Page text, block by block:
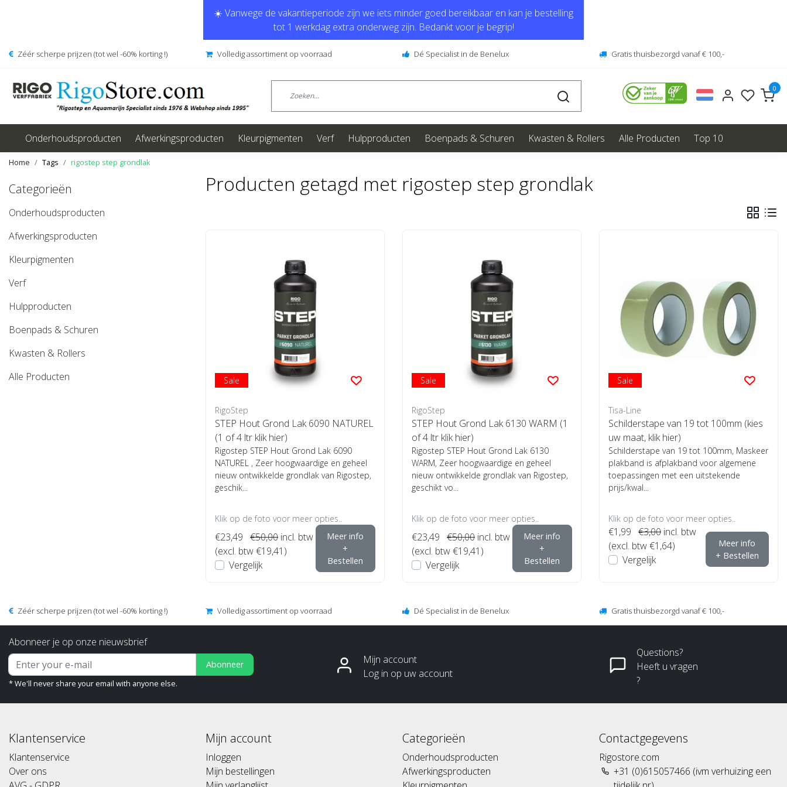
☀️ Vanwege de vakantieperiode zijn we iets minder goed bereikbaar en kan je bestelling
tot 1 werkdag extra onderweg zijn. Bedankt voor je begrip!
Zéér scherpe prijzen (tot wel -60% korting !) Volledig assortiment op voorraad Dé Specialist in de Benelux Gratis thuisbezorgd vanaf € 100,-
0
Onderhoudsproducten Afwerkingsproducten Kleurpigmenten Verf Hulpproducten Boenpads & Schuren Kwasten & Rollers Alle Producten Top 10
Home Tags rigostep step grondlak
Categorieën
Onderhoudsproducten
Afwerkingsproducten
Kleurpigmenten
Verf
Hulpproducten
Boenpads & Schuren
Kwasten & Rollers
Alle Producten
Producten getagd met rigostep step grondlak
Sale
RigoStep
STEP Hout Grond Lak 6090 NATUREL
(1 of 4 ltr klik hier)
Rigostep STEP Hout Grond Lak 6090
NATUREL , Zeer hoogwaardige en geheel
nieuw ontwikkelde grondlak van Rigostep,
geschik...
Klik op de foto voor meer opties..
€23,49 €50,00 incl. btw
(excl. btw €19,41)
Vergelijk
Meer info
+
Bestellen
Sale
RigoStep
STEP Hout Grond Lak 6130 WARM (1
of 4 ltr klik hier)
Rigostep STEP Hout Grond Lak 6130
WARM, Zeer hoogwaardige en geheel
nieuw ontwikkelde grondlak van Rigostep,
geschikt vo...
Klik op de foto voor meer opties..
€23,49 €50,00 incl. btw
(excl. btw €19,41)
Vergelijk
Meer info
+
Bestellen
Sale
Tisa-Line
Schilderstape van 19 tot 100mm (kies
uw maat, klik hier)
Schilderstape van 19 tot 100mm, Maskeer
plakband is afplakband voor algemene
toepassingen met een uitstekende
prijs/kwal...
Klik op de foto voor meer opties..
€1,99 €3,00 incl. btw
(excl. btw €1,64)
Vergelijk
Meer info
+ Bestellen
Zéér scherpe prijzen (tot wel -60% korting !) Volledig assortiment op voorraad Dé Specialist in de Benelux Gratis thuisbezorgd vanaf € 100,-
Abonneer je op onze nieuwsbrief
Abonneer
* We'll never share your email with anyone else.
Mijn account
Log in op uw account
Questions?
Heeft u vragen
?
Klantenservice
Klantenservice
Over ons
Mijn account
Inloggen
Mijn bestellingen
Categorieën
Onderhoudsproducten
Afwerkingsproducten
Contactgegevens
Rigostore.com
+31 (0)615057466 (ivm verhuizing een